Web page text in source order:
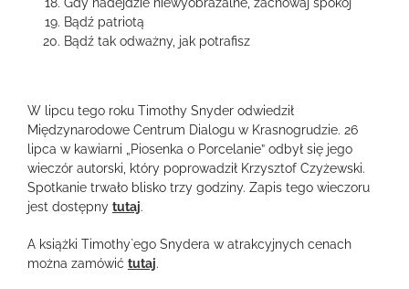
Bądź patriotą
Bądź tak odważny, jak potrafisz
W lipcu tego roku Timothy Snyder odwiedził
Międzynarodowe Centrum Dialogu w Krasnogrudzie. 26
lipca w kawiarni „Piosenka o Porcelanie” odbył się jego
wieczór autorski, który poprowadził Krzysztof Czyżewski.
Spotkanie trwało blisko trzy godziny. Zapis tego wieczoru
jest dostępny tutaj.
A książki Timothy`ego Snydera w atrakcyjnych cenach
można zamówić tutaj.